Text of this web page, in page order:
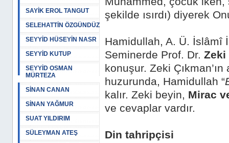
SAYİK EROL TANGUT
SELEHATTİN ÖZGÜNDÜZ
SEYYİD HÜSEYİN NASR
SEYYİD KUTUP
SEYYİD OSMAN
MÜRTEZA
SİNAN CANAN
SİNAN YAĞMUR
SUAT YILDIRIM
SÜLEYMAN ATEŞ
şekilde ısırdı) diyerek
Hamidullah, A. Ü. İslâmî
Seminerde Prof. Dr. Zeki
konuşur. Zeki
huzurunda, Hamidullah “
kalır. Zeki beyin, Mirac
ve cevaplar vardır.
Din tahripçisi